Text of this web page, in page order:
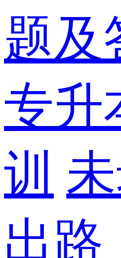
题及
专升
训
出路